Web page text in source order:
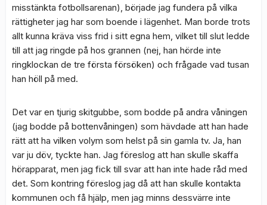
misstänkta fotbollsarenan), började jag fundera på vilka
rättigheter jag har som boende i lägenhet. Man borde trots
allt kunna kräva viss frid i sitt egna hem, vilket till slut ledde
till att jag ringde på hos grannen (nej, han hörde inte
ringklockan de tre första försöken) och frågade vad tusan
han höll på med.
Det var en tjurig skitgubbe, som bodde på andra våningen
(jag bodde på bottenvåningen) som hävdade att han hade
rätt att ha vilken volym som helst på sin gamla tv. Ja, han
var ju döv, tyckte han. Jag föreslog att han skulle skaffa
hörapparat, men jag fick till svar att han inte hade råd med
det. Som kontring föreslog jag då att han skulle kontakta
kommunen och få hjälp, men jag minns dessvärre inte